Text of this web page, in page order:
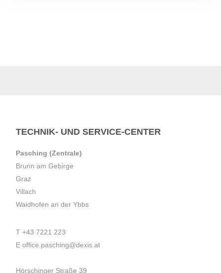
TECHNIK- UND SERVICE-CENTER
Pasching (Zentrale)
Brunn am Gebirge
Graz
Villach
Waidhofen an der Ybbs
T +43 7221 223
E office.pasching@dexis.at
Hörschinger Straße 39